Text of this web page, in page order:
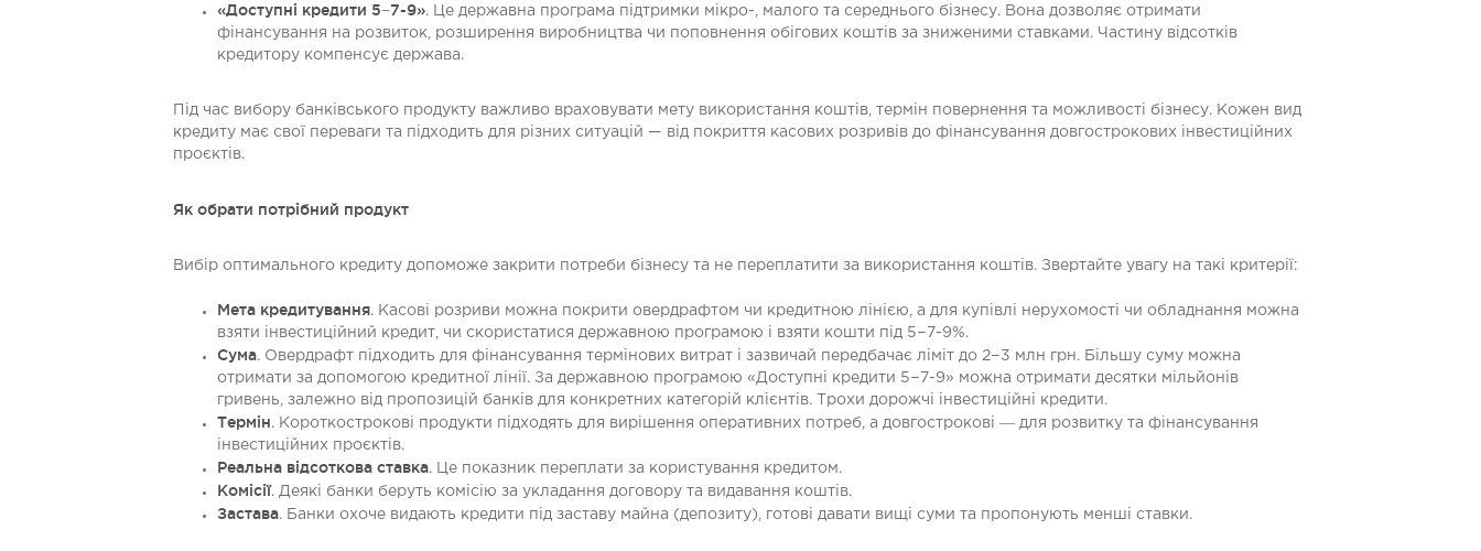
«Доступні кредити 5−7-9». Це державна програма підтримки мікро-, малого та середнього бізнесу. Вона дозволяє отримати
фінансування на розвиток, розширення виробництва чи поповнення обігових коштів за зниженими ставками. Частину відсотків
кредитору компенсує держава.
Під час вибору банківського продукту важливо враховувати мету використання коштів, термін повернення та можливості бізнесу. Кожен вид
кредиту має свої переваги та підходить для різних ситуацій — від покриття касових розривів до фінансування довгострокових інвестиційних
проєктів.
Як обрати потрібний продукт
Вибір оптимального кредиту допоможе закрити потреби бізнесу та не переплатити за використання коштів. Звертайте увагу на такі критерії:
Мета кредитування. Касові розриви можна покрити овердрафтом чи кредитною лінією, а для купівлі нерухомості чи обладнання можна
взяти інвестиційний кредит, чи скористатися державною програмою і взяти кошти під 5−7-9%.
Сума. Овердрафт підходить для фінансування термінових витрат і зазвичай передбачає ліміт до 2−3 млн грн. Більшу суму можна
отримати за допомогою кредитної лінії. За державною програмою «Доступні кредити 5−7-9» можна отримати десятки мільйонів
гривень, залежно від пропозицій банків для конкретних категорій клієнтів. Трохи дорожчі інвестиційні кредити.
Термін. Короткострокові продукти підходять для вирішення оперативних потреб, а довгострокові ― для розвитку та фінансування
інвестиційних проєктів.
Реальна відсоткова ставка. Це показник переплати за користування кредитом.
Комісії. Деякі банки беруть комісію за укладання договору та видавання коштів.
Застава. Банки охоче видають кредити під заставу майна (депозиту), готові давати вищі суми та пропонують менші ставки.